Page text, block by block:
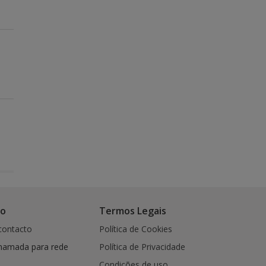
para rede
Termos Legais
Política de Cookies
Política de Privacidade